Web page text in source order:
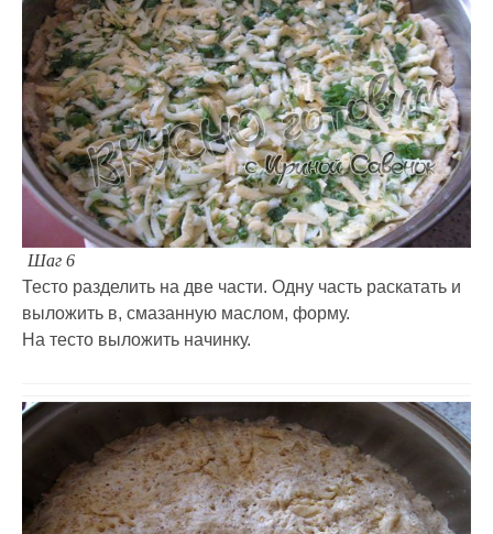
Шаг 6
Тесто разделить на две части. Одну часть раскатать и
выложить в, смазанную маслом, форму.
На тесто выложить начинку.